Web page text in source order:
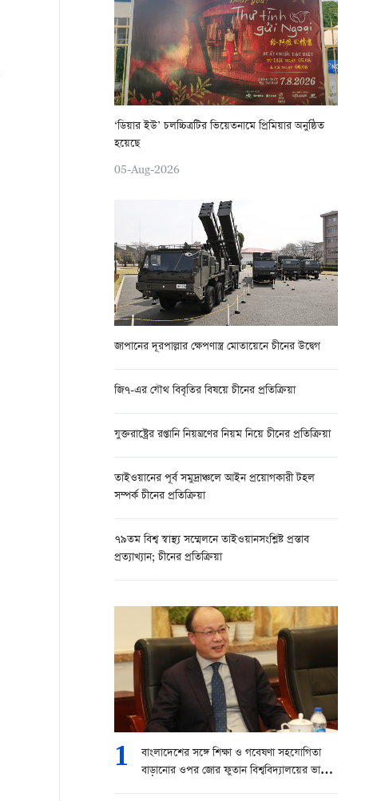
‘ডিয়ার ইউ’ চলচ্চিত্রটির ভিয়েতনামে প্রিমিয়ার অনুষ্ঠিত
হয়েছে
05-Aug-2026
জাপানের দূরপাল্লার ক্ষেপণাস্ত্র মোতায়েনে চীনের উদ্বেগ
জি৭-এর যৌথ বিবৃতির বিষয়ে চীনের প্রতিক্রিয়া
যুক্তরাষ্ট্রের রপ্তানি নিয়ন্ত্রণের নিয়ম নিয়ে চীনের প্রতিক্রিয়া
তাইওয়ানের পূর্ব সমুদ্রাঞ্চলে আইন প্রয়োগকারী টহল
সম্পর্ক চীনের প্রতিক্রিয়া
৭৯তম বিশ্ব স্বাস্থ্য সম্মেলনে তাইওয়ানসংশ্লিষ্ট প্রস্তাব
প্রত্যাখ্যান; চীনের প্রতিক্রিয়া
1
বাংলাদেশের সঙ্গে শিক্ষা ও গবেষণা সহযোগিতা
বাড়ানোর ওপর জোর ফুতান বিশ্ববিদ্যালয়ের ভাইস